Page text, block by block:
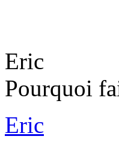
Eric
Pourquoi
Eric